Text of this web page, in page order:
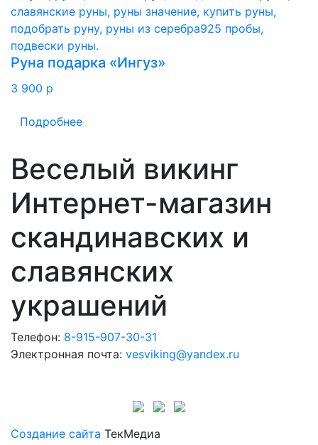
Руна подарка «Ингуз»
3 900 p
Подробнее
Веселый викинг
Интернет-магазин
скандинавских и
славянских
украшений
Телефон: 8-915-907-30-31
Электронная почта: vesviking@yandex.ru
Создание сайта ТекМедиа